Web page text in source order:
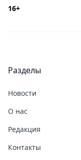
16+
Разделы
Новости
О нас
Редакция
Контакты